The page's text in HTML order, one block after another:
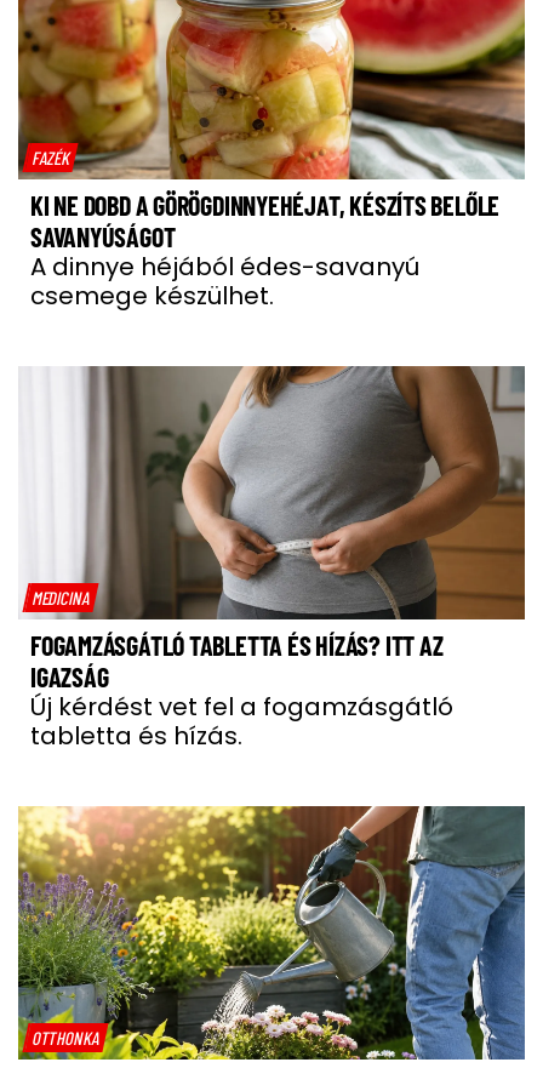
FAZÉK
KI NE DOBD A GÖRÖGDINNYEHÉJAT, KÉSZÍTS BELŐLE
SAVANYÚSÁGOT
A dinnye héjából édes-savanyú
csemege készülhet.
MEDICINA
FOGAMZÁSGÁTLÓ TABLETTA ÉS HÍZÁS? ITT AZ
IGAZSÁG
Új kérdést vet fel a fogamzásgátló
tabletta és hízás.
OTTHONKA